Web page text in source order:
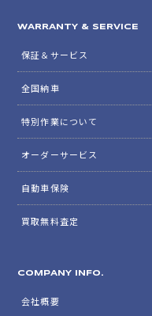
WARRANTY & SERVICE
保証＆サービス
全国納車
特別作業について
オーダーサービス
自動車保険
買取無料査定
COMPANY INFO.
会社概要